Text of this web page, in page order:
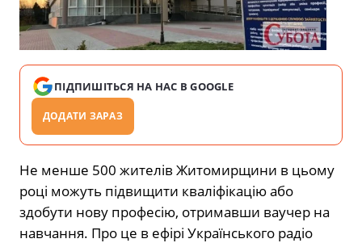
ПІДПИШІТЬСЯ НА НАС В GOOGLE
ДОДАТИ ЗАРАЗ
Не менше 500 жителів Житомирщини в цьому
році можуть підвищити кваліфікацію або
здобути нову професію, отримавши ваучер на
навчання. Про це в ефірі Українського радіо